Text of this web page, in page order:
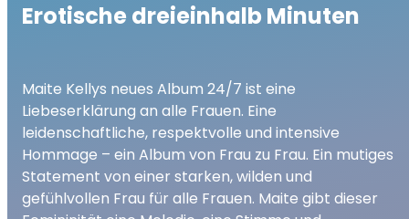
Erotische dreieinhalb Minuten
Maite Kellys neues Album 24/7 ist eine
Liebeserklärung an alle Frauen. Eine
leidenschaftliche, respektvolle und intensive
Hommage – ein Album von Frau zu Frau. Ein mutiges
Statement von einer starken, wilden und
gefühlvollen Frau für alle Frauen. Maite gibt dieser